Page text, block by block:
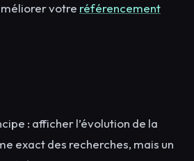
votre référencement
: afficher l’évolution de la
exact des recherches, mais un